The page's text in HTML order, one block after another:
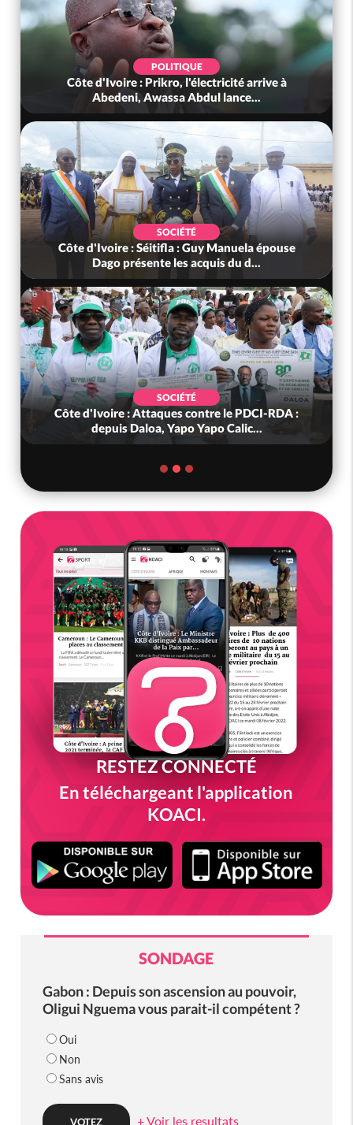
POLITIQUE
Côte d'Ivoire : Prikro, l'électricité arrive à
Abedeni, Awassa Abdul lance...
SOCIÉTÉ
Côte d'Ivoire : Séitifla : Guy Manuela épouse
Dago présente les acquis du d...
SOCIÉTÉ
Côte d'Ivoire : Attaques contre le PDCI-RDA :
depuis Daloa, Yapo Yapo Calic...
RESTEZ CONNECTÉ
En téléchargeant l'application
KOACI.
SONDAGE
Gabon : Depuis son ascension au pouvoir,
Oligui Nguema vous parait-il compétent ?
Oui
Non
Sans avis
+ Voir les resultats